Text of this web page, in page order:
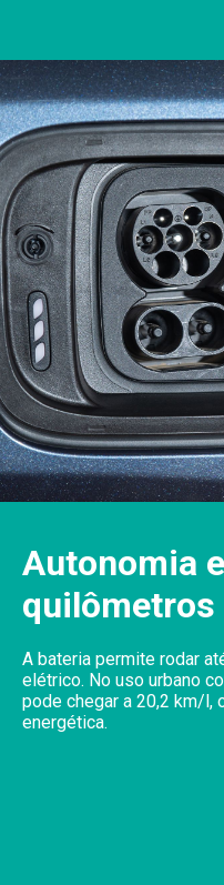
Autonomia
quilômetros
A bateria permite rodar
elétrico. No uso urbano
pode chegar a 20,2 km/l,
energética.